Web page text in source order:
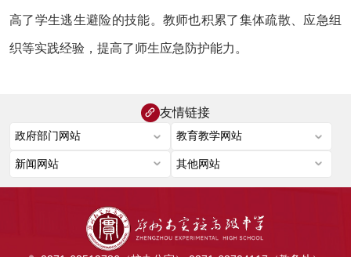
高了学生逃生避险的技能。教师也积累了集体疏散、应急组
织等实践经验，提高了师生应急防护能力。
友情链接